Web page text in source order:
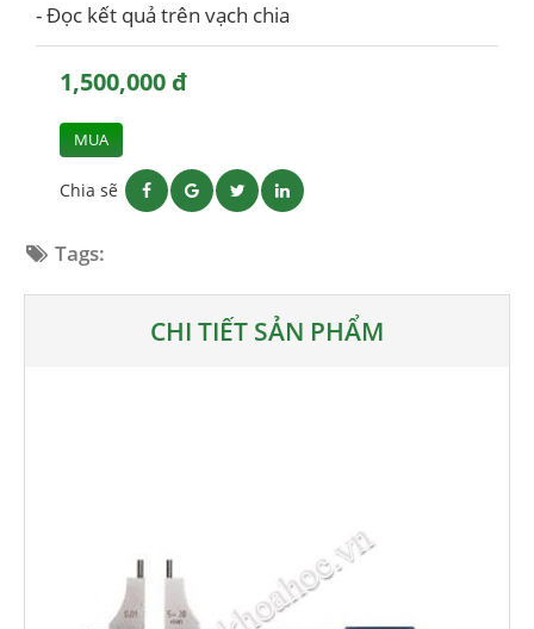
- Đọc kết quả trên vạch chia
1,500,000 đ
MUA
Chia sẽ
Tags:
CHI TIẾT SẢN PHẨM